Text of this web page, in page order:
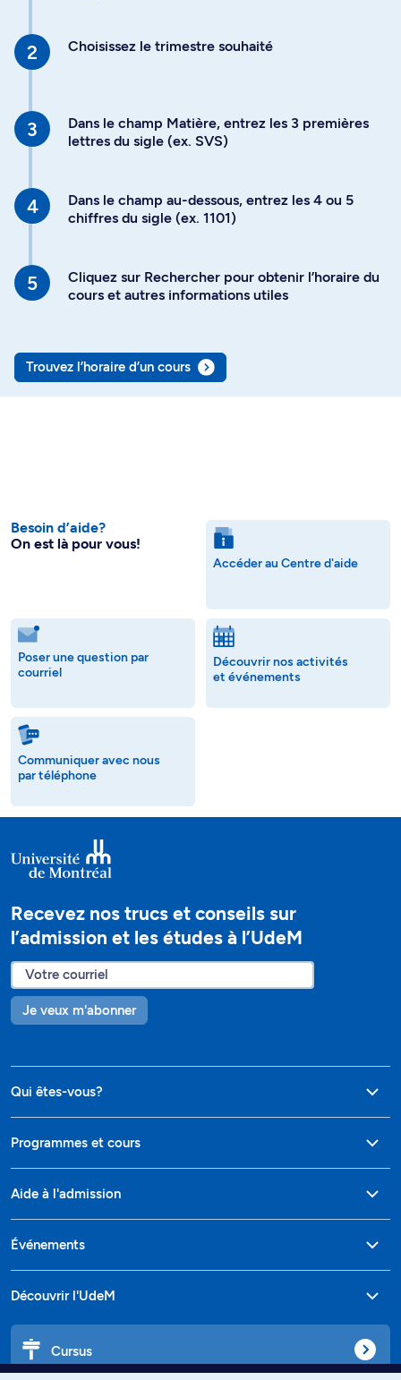
Choisissez le trimestre souhaité
Dans le champ Matière, entrez les 3 premières
lettres du sigle (ex. SVS)
Dans le champ au-dessous, entrez les 4 ou 5
chiffres du sigle (ex. 1101)
Cliquez sur Rechercher pour obtenir l’horaire du
cours et autres informations utiles
Trouvez l’horaire d’un cours
Besoin d’aide?
On est là pour vous!
Accéder au Centre d'aide
Poser une question par
courriel
Découvrir nos activités
et événements
Communiquer avec nous
par téléphone
Recevez nos trucs et conseils sur
l’admission et les études à l’UdeM
Je veux m'abonner
Qui êtes-vous?
Programmes et cours
Aide à l'admission
Événements
Découvrir l'UdeM
Cursus